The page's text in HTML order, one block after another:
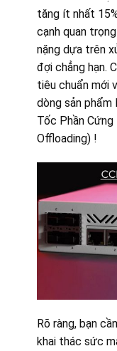
tăng ít nhất
cạnh quan
nặng dựa trên
đợi chẳng hạn.
tiêu chuẩn mới
dòng sản phẩm
Tốc Phần
Offloading) !
Rõ ràng, bạn
khai thác sức